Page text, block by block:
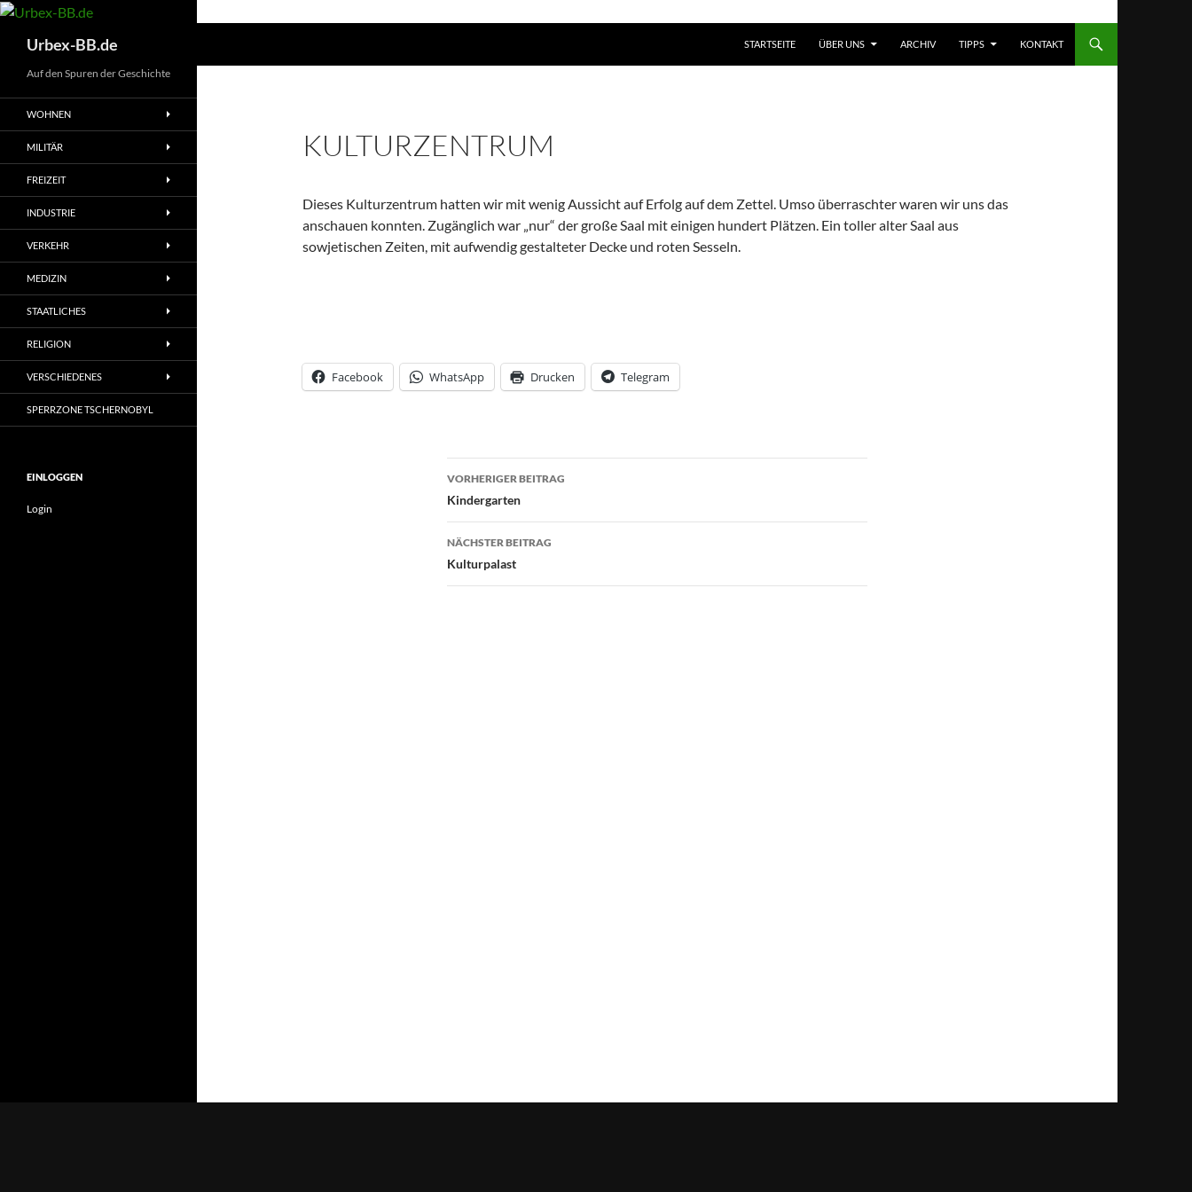
Urbex-BB.de
STARTSEITE
ÜBER UNS ARCHIV TIPPS KONTAKT
KULTURZENTRUM
Dieses Kulturzentrum hatten wir mit wenig Aussicht auf Erfolg auf dem Zettel. Umso überraschter waren wir uns das
anschauen konnten. Zugänglich war „nur“ der große Saal mit einigen hundert Plätzen. Ein toller alter Saal aus
sowjetischen Zeiten, mit aufwendig gestalteter Decke und roten Sesseln.
Facebook WhatsApp Drucken Telegram
Beitrags-
Navigation
VORHERIGER BEITRAG
Kindergarten
NÄCHSTER BEITRAG
Kulturpalast
Auf den Spuren der Geschichte
WOHNEN
MILITÄR
FREIZEIT
INDUSTRIE
VERKEHR
MEDIZIN
STAATLICHES
RELIGION
VERSCHIEDENES
SPERRZONE TSCHERNOBYL
EINLOGGEN
Login